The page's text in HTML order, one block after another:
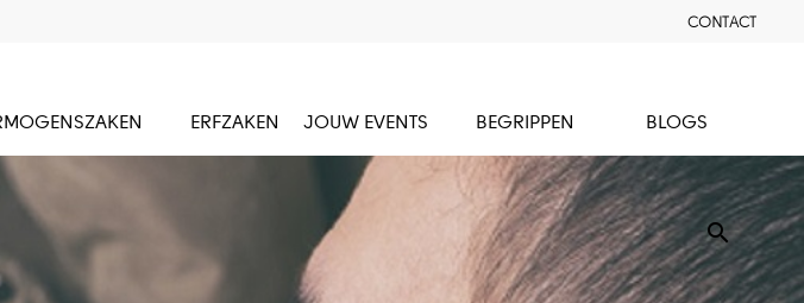
CONTACT
ERFZAKEN JOUW EVENTS BEGRIPPEN BLOGS
search